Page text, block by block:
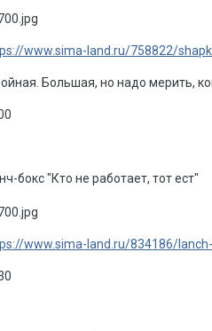
www.sima-land.ru/758822/
Большая, но надо мерить,
бокс "Кто не работает, тот ест"
www.sima-land.ru/834186/